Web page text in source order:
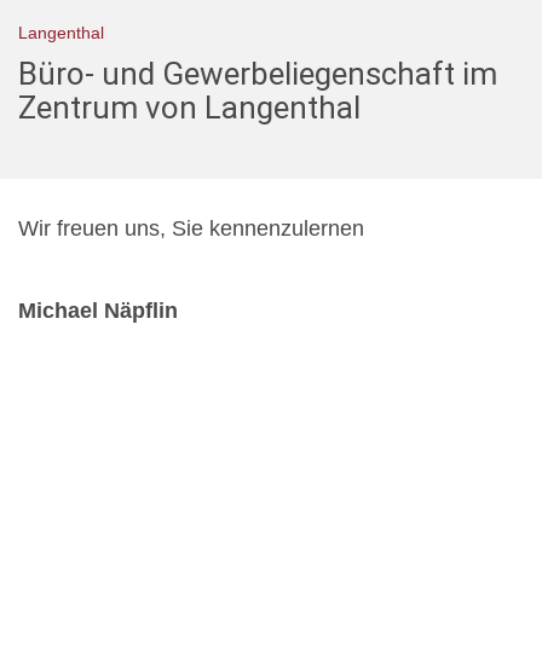
Langenthal
Büro- und Gewerbeliegenschaft im
Zentrum von Langenthal
Wir freuen uns, Sie kennenzulernen
Michael Näpflin